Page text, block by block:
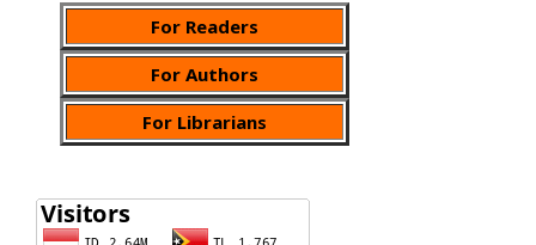
For Readers
For Authors
For Librarians